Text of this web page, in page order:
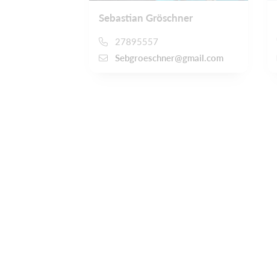
Sebastian Gröschner
27895557
Sebgroeschner@gmail.com